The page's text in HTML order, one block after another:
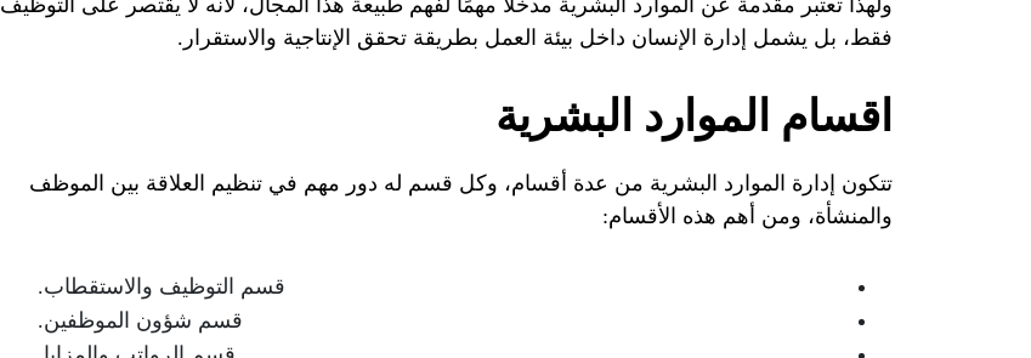
ولهذا تعتبر مقدمة عن الموارد البشرية مدخلًا مهمًا لفهم طبيعة هذا المجال، لأنه لا يقتصر على التوظيف
فقط، بل يشمل إدارة الإنسان داخل بيئة العمل بطريقة تحقق الإنتاجية والاستقرار.
اقسام الموارد البشرية
تتكون إدارة الموارد البشرية من عدة أقسام، وكل قسم له دور مهم في تنظيم العلاقة بين الموظف
والمنشأة، ومن أهم هذه الأقسام:
قسم التوظيف والاستقطاب.
قسم شؤون الموظفين.